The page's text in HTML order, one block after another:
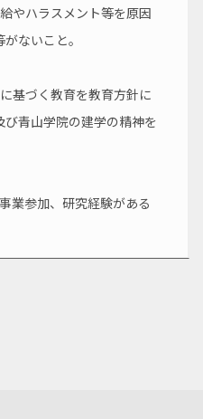
やハラスメント等を原因
ないこと。
基づく教育を教育方針に
青山学院の建学の精神を
業参加、研究経験がある